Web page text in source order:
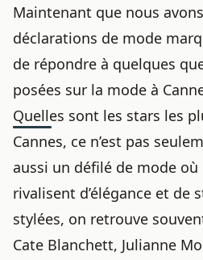
Maintenant que nous
déclarations de mode
de répondre à quelques
posées sur la mode à
Quelles sont les stars les
Cannes, ce n’est pas
aussi un défilé de mode où
rivalisent d’élégance et de
stylées, on retrouve
Cate Blanchett, Julianne